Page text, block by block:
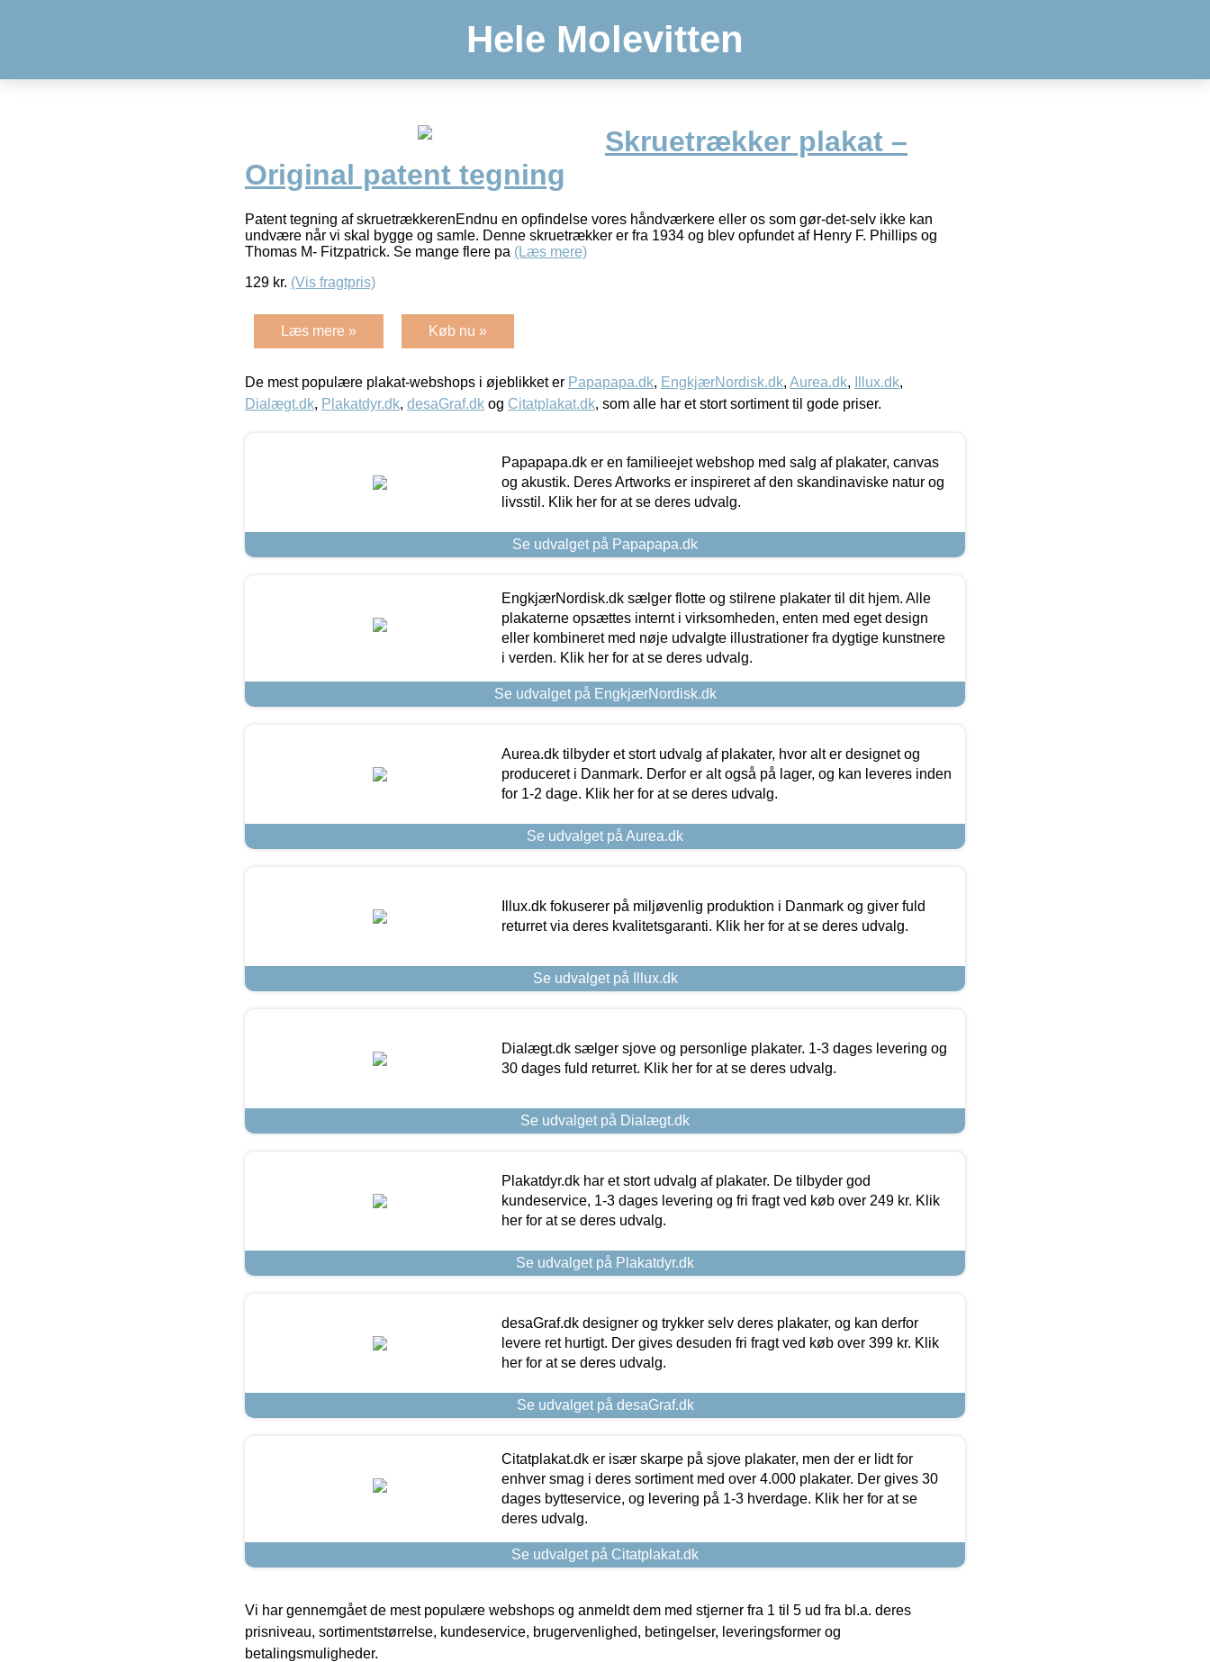
Hele Molevitten
Skruetrækker plakat –
Original patent tegning
Patent tegning af skruetrækkerenEndnu en opfindelse vores håndværkere eller os som gør-det-selv ikke kan
undvære når vi skal bygge og samle. Denne skruetrækker er fra 1934 og blev opfundet af Henry F. Phillips og
Thomas M- Fitzpatrick. Se mange flere pa (Læs mere)
129 kr. (Vis fragtpris)
Læs mere » Køb nu »
De mest populære plakat-webshops i øjeblikket er Papapapa.dk, EngkjærNordisk.dk, Aurea.dk, Illux.dk,
Dialægt.dk, Plakatdyr.dk, desaGraf.dk og Citatplakat.dk, som alle har et stort sortiment til gode priser.
Papapapa.dk er en familieejet webshop med salg af plakater, canvas
og akustik. Deres Artworks er inspireret af den skandinaviske natur og
livsstil. Klik her for at se deres udvalg.
Se udvalget på Papapapa.dk
EngkjærNordisk.dk sælger flotte og stilrene plakater til dit hjem. Alle
plakaterne opsættes internt i virksomheden, enten med eget design
eller kombineret med nøje udvalgte illustrationer fra dygtige kunstnere
i verden. Klik her for at se deres udvalg.
Se udvalget på EngkjærNordisk.dk
Aurea.dk tilbyder et stort udvalg af plakater, hvor alt er designet og
produceret i Danmark. Derfor er alt også på lager, og kan leveres inden
for 1-2 dage. Klik her for at se deres udvalg.
Se udvalget på Aurea.dk
Illux.dk fokuserer på miljøvenlig produktion i Danmark og giver fuld
returret via deres kvalitetsgaranti. Klik her for at se deres udvalg.
Se udvalget på Illux.dk
Dialægt.dk sælger sjove og personlige plakater. 1-3 dages levering og
30 dages fuld returret. Klik her for at se deres udvalg.
Se udvalget på Dialægt.dk
Plakatdyr.dk har et stort udvalg af plakater. De tilbyder god
kundeservice, 1-3 dages levering og fri fragt ved køb over 249 kr. Klik
her for at se deres udvalg.
Se udvalget på Plakatdyr.dk
desaGraf.dk designer og trykker selv deres plakater, og kan derfor
levere ret hurtigt. Der gives desuden fri fragt ved køb over 399 kr. Klik
her for at se deres udvalg.
Se udvalget på desaGraf.dk
Citatplakat.dk er især skarpe på sjove plakater, men der er lidt for
enhver smag i deres sortiment med over 4.000 plakater. Der gives 30
dages bytteservice, og levering på 1-3 hverdage. Klik her for at se
deres udvalg.
Se udvalget på Citatplakat.dk
Vi har gennemgået de mest populære webshops og anmeldt dem med stjerner fra 1 til 5 ud fra bl.a. deres
prisniveau, sortimentstørrelse, kundeservice, brugervenlighed, betingelser, leveringsformer og
betalingsmuligheder.